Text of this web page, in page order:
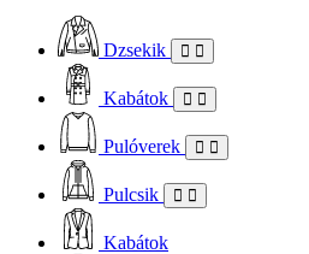
Dzsekik
Kabátok
Pulóverek
Pulcsik
Kabátok